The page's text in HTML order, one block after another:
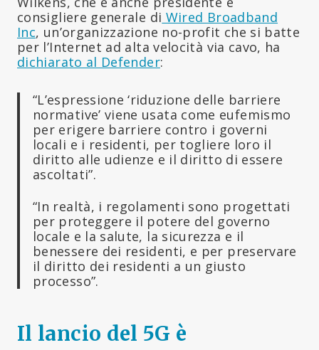
consigliere generale di Wired Broadband
Inc, un’organizzazione no-profit che si batte
per l’Internet ad alta velocità via cavo, ha
dichiarato al Defender:
“L’espressione ‘riduzione delle barriere
normative’ viene usata come eufemismo
per erigere barriere contro i governi
locali e i residenti, per togliere loro il
diritto alle udienze e il diritto di essere
ascoltati”.
“In realtà, i regolamenti sono progettati
per proteggere il potere del governo
locale e la salute, la sicurezza e il
benessere dei residenti, e per preservare
il diritto dei residenti a un giusto
processo”.
Il lancio del 5G è